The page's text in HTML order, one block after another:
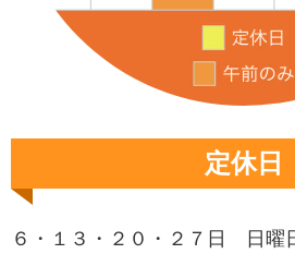
定休日
６・１３・２０・２７日 日曜